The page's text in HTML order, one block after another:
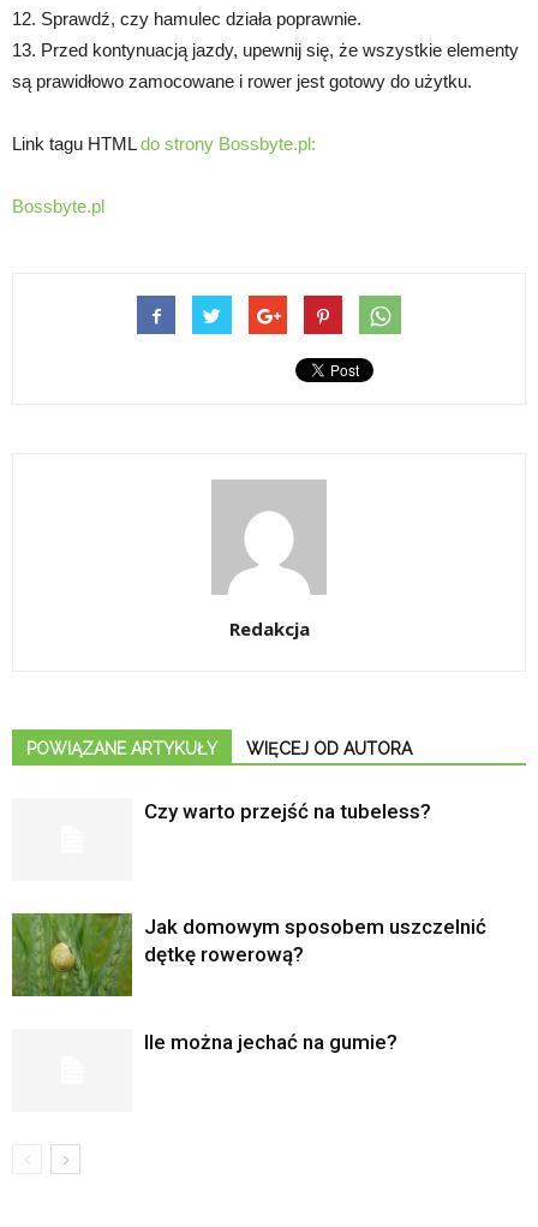
12. Sprawdź, czy hamulec działa poprawnie.
13. Przed kontynuacją jazdy, upewnij się, że wszystkie elementy
są prawidłowo zamocowane i rower jest gotowy do użytku.
Link tagu HTMLdo strony Bossbyte.pl:
Bossbyte.pl
Redakcja
POWIĄZANE ARTYKUŁY WIĘCEJ OD AUTORA
Czy warto przejść na tubeless?
Jak domowym sposobem uszczelnić
dętkę rowerową?
Ile można jechać na gumie?